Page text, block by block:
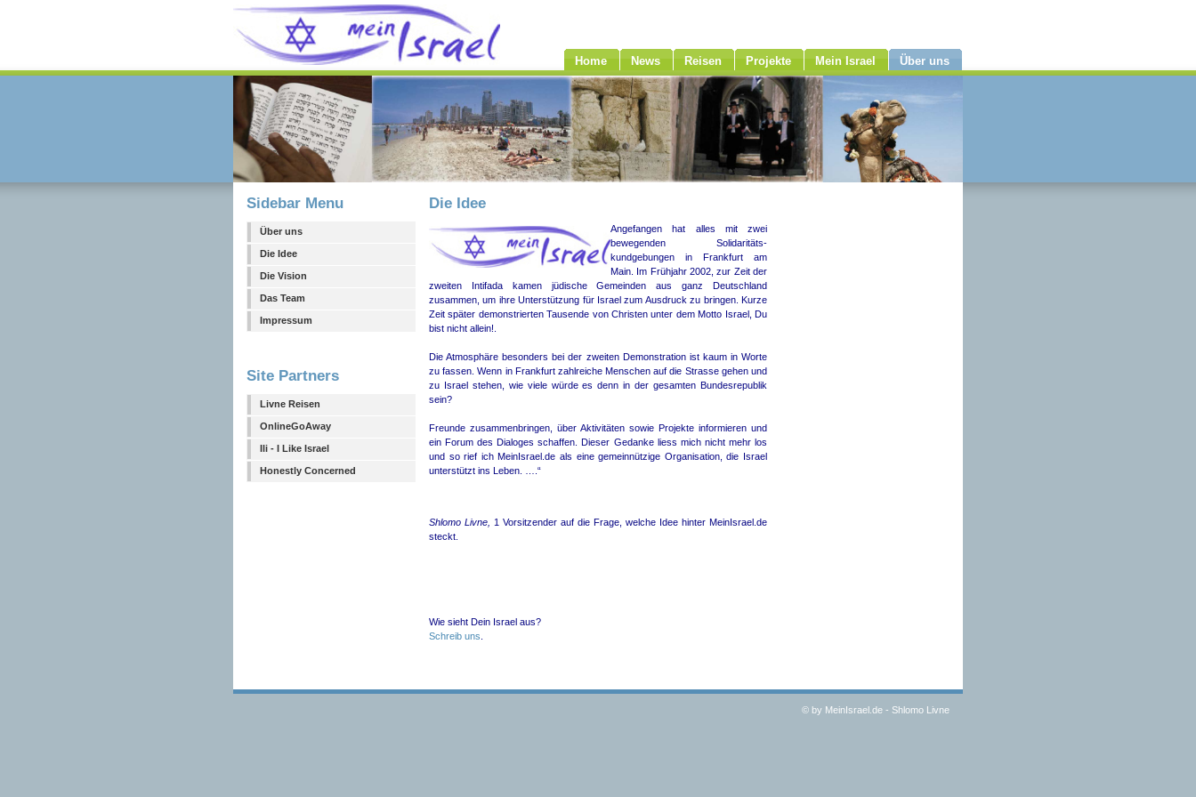
Home News Reisen Projekte Mein Israel Über uns
Sidebar Menu
Über uns
Die Idee
Die Vision
Das Team
Impressum
Site Partners
Livne Reisen
OnlineGoAway
Ili - I Like Israel
Honestly Concerned
Die Idee
Angefangen hat alles mit zwei
bewegenden Solidaritäts-
kundgebungen in Frankfurt am
Main. Im Frühjahr 2002, zur Zeit der
zweiten Intifada kamen jüdische Gemeinden aus ganz Deutschland
zusammen, um ihre Unterstützung für Israel zum Ausdruck zu bringen. Kurze
Zeit später demonstrierten Tausende von Christen unter dem Motto Israel, Du
bist nicht allein!.
Die Atmosphäre besonders bei der zweiten Demonstration ist kaum in Worte
zu fassen. Wenn in Frankfurt zahlreiche Menschen auf die Strasse gehen und
zu Israel stehen, wie viele würde es denn in der gesamten Bundesrepublik
sein?
Freunde zusammenbringen, über Aktivitäten sowie Projekte informieren und
ein Forum des Dialoges schaffen. Dieser Gedanke liess mich nicht mehr los
und so rief ich MeinIsrael.de als eine gemeinnützige Organisation, die Israel
unterstützt ins Leben. ….“
Shlomo Livne,
1 Vorsitzender auf die Frage, welche Idee hinter MeinIsrael.de
steckt.
Wie sieht Dein Israel aus?
Schreib uns
© by MeinIsrael.de - Shlomo Livne